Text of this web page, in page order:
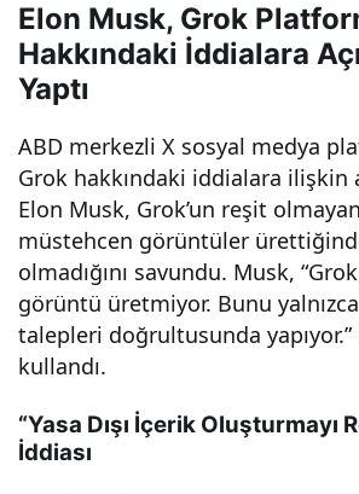
Elon Musk, Grok
Hakkındaki İddialara
Yaptı
ABD merkezli X sosyal medya
Grok hakkındaki iddialara ilişkin
Elon Musk, Grok’un reşit
müstehcen görüntüler
olmadığını savundu. Musk,
görüntü üretmiyor. Bunu yalnızca
talepleri doğrultusunda
kullandı.
“Yasa Dışı İçerik Oluşturmayı
İddiası
en
kleri
n
eri